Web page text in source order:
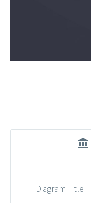
Diagram Title